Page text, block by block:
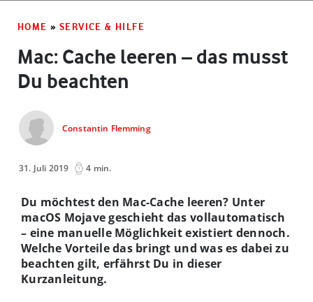
HOME » SERVICE & HILFE
Mac: Cache leeren – das musst
Du beachten
Constantin Flemming
31. Juli 2019 4 min.
Du möchtest den Mac-Cache leeren? Unter
macOS Mojave geschieht das vollautomatisch
– eine manuelle Möglichkeit existiert dennoch.
Welche Vorteile das bringt und was es dabei zu
beachten gilt, erfährst Du in dieser
Kurzanleitung.